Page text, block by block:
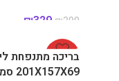
₪399
₪329
-37%
בריכה מתנפחת
201X157X69 סמ מבית INTEX